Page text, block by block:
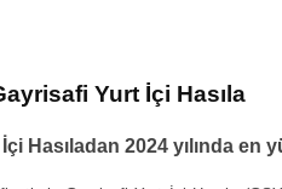
Yurt İçi Hasıla
Hasıladan 2024 yılında en